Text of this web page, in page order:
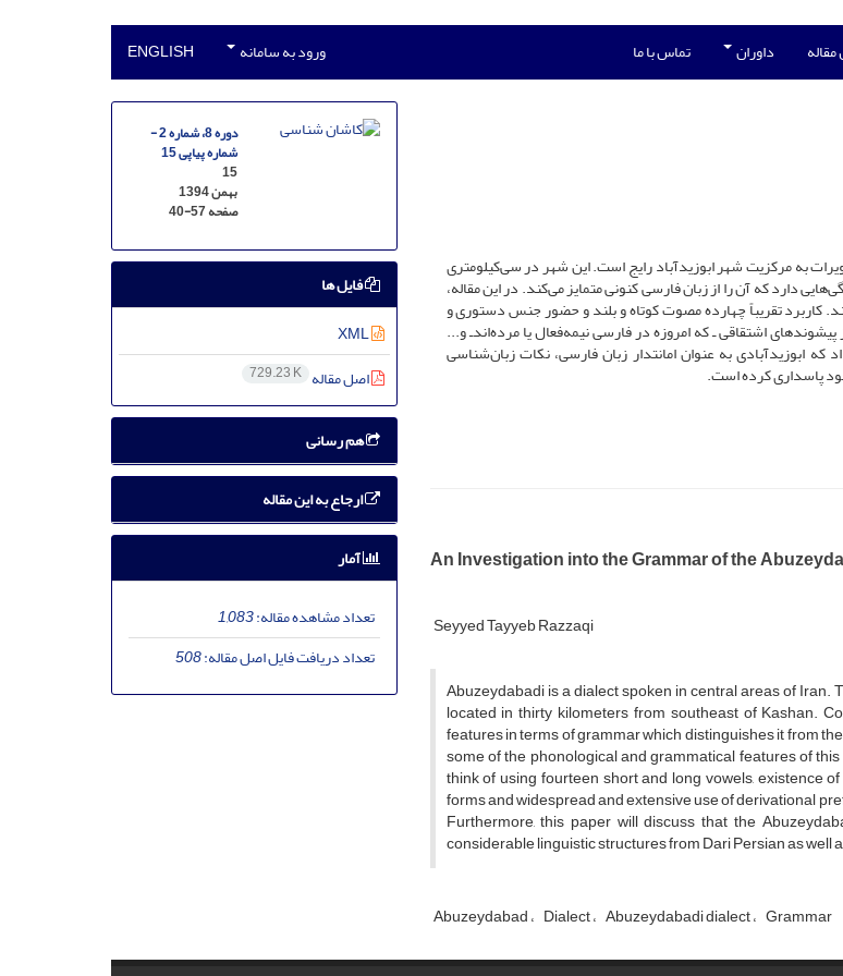
داوران تماس با ما ورود به سامانه ENGLISH
بخش کویرات به مرکزیت شهر ابوزیدآباد رایج است. این شهر در سی‌کیلومتری
دارد که آن را از زبان فارسی کنونی متمایز می‌کند. در این مقاله،
کاربرد تقریباً چهارده مصوت کوتاه و بلند و حضور جنس دستوری و
اشتقاقی ـ که امروزه در فارسی نیمه‌فعال یا مرده‌اندـ و...
ابوزیدآبادی به عنوان امانتدار زبان فارسی، نکات زبان‌شناسی
پاسداری کرده است.
An Investigation into the Grammar of the
Seyyed Tayyeb Razzaqi
Abuzeydabadi is a dialect spoken in central areas of
located in thirty kilometers from southeast of Kashan.
features in terms of grammar which distinguishes it from
some of the phonological and grammatical features of
think of using fourteen short and long vowels, existence
forms and widespread and extensive use of derivational
Furthermore, this paper will discuss that the
considerable linguistic structures from Dari Persian as well
Abuzeydabad Dialect Abuzeydabadi dialect Grammar
دوره 8، شماره 2 -
شماره پیاپی 15
15
بهمن 1394
صفحه40-57
فایل ها
XML
اصل مقاله 729.23 K
هم رسانی
ارجاع به این مقاله
آمار
تعداد مشاهده مقاله:1,083
تعداد دریافت فایل اصل مقاله:508